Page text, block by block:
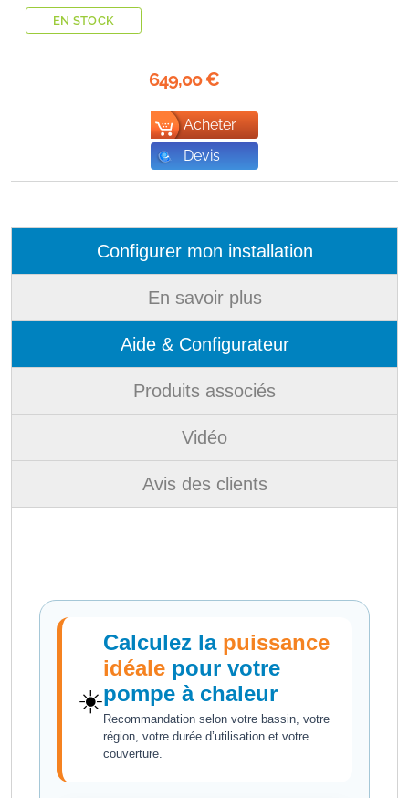
EN STOCK
649,00€
Acheter
Devis
Configurer mon installation
En savoir plus
Aide & Configurateur
Produits associés
Vidéo
Avis des clients
☀️
Calculez la puissance
idéale pour votre
pompe à chaleur
Recommandation selon votre bassin, votre
région, votre durée d’utilisation et votre
couverture.